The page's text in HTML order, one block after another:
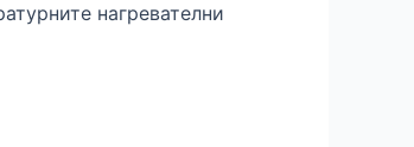
нагревателни